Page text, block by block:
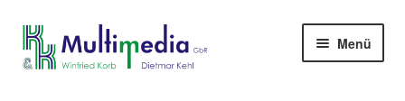
Zur
Navigation
Zum
Inhalt
Menü